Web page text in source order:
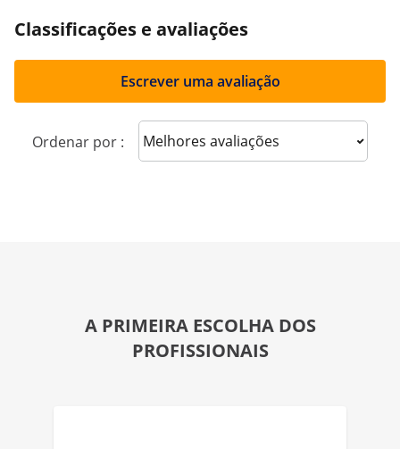
Classificações e avaliações
Escrever uma avaliação
Ordenar por : Sort reviews
A PRIMEIRA ESCOLHA DOS
PROFISSIONAIS